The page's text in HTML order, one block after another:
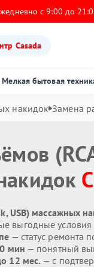
с 9:00 до
Casada
Мелкая бытовая
накидок Замена
USB) массажных
выгодные условия
— статус ремонта
мин — понятный
12 мес. — с